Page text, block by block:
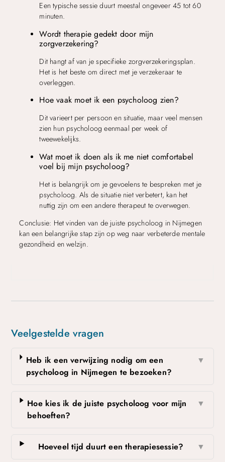
Een typische sessie duurt meestal ongeveer 45 tot 60
minuten.
Wordt therapie gedekt door mijn
zorgverzekering?
Dit hangt af van je specifieke zorgverzekeringsplan.
Het is het beste om direct met je verzekeraar te
overleggen.
Hoe vaak moet ik een psycholoog zien?
Dit varieert per persoon en situatie, maar veel mensen
zien hun psycholoog eenmaal per week of
tweewekelijks.
Wat moet ik doen als ik me niet comfortabel
voel bij mijn psycholoog?
Het is belangrijk om je gevoelens te bespreken met je
psycholoog. Als de situatie niet verbetert, kan het
nuttig zijn om een andere therapeut te overwegen.
Conclusie: Het vinden van de juiste psycholoog in Nijmegen
kan een belangrijke stap zijn op weg naar verbeterde mentale
gezondheid en welzijn.
Veelgestelde vragen
Heb ik een verwijzing nodig om een
psycholoog in Nijmegen te bezoeken?
▼
Hoe kies ik de juiste psycholoog voor mijn
behoeften?
▼
Hoeveel tijd duurt een therapiesessie? ▼